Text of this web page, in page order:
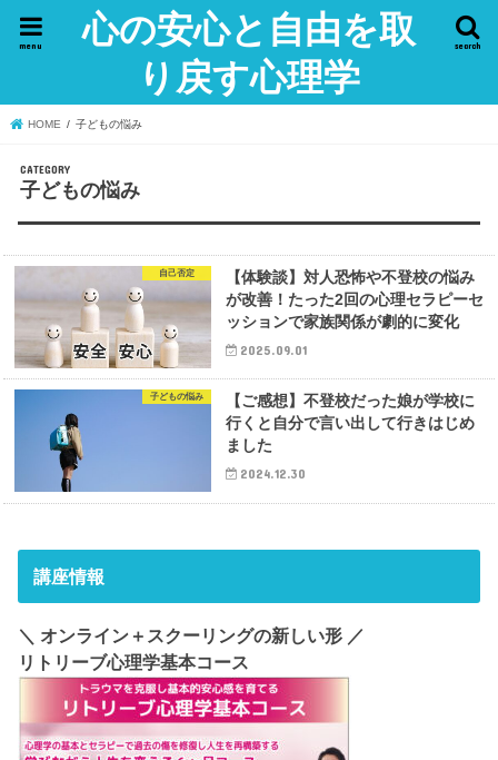
心の安心と自由を取
り戻す心理学
search
menu
HOME 子どもの悩み
子どもの悩み
自己否定
【体験談】対人恐怖や不登校の悩み
が改善！たった2回の心理セラピーセ
ッションで家族関係が劇的に変化
2025.09.01
子どもの悩み
【ご感想】不登校だった娘が学校に
行くと自分で言い出して行きはじめ
ました
2024.12.30
講座情報
＼ オンライン＋スクーリングの新しい形 ／
リトリーブ心理学基本コース